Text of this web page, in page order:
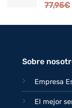
77,95€
Sobre
Empresa
El mejor